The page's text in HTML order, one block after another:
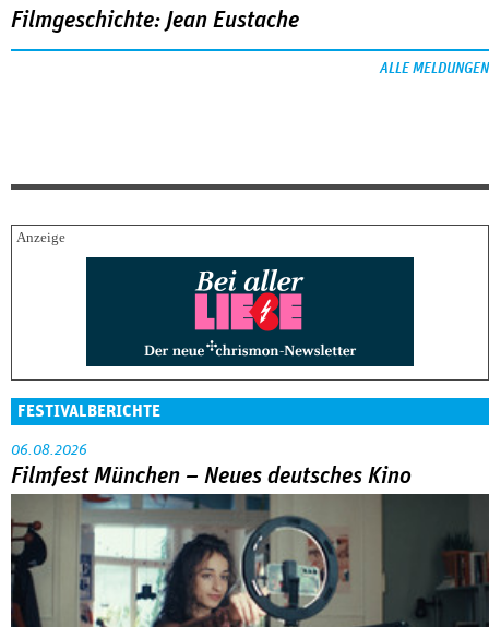
Filmgeschichte: Jean Eustache
ALLE MELDUNGEN
FESTIVALBERICHTE
06.08.2026
Filmfest München – Neues deutsches Kino